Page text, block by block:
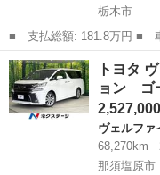
栃木市
■ 支払総額: 181.8万円 ■ 車両本体価格： 1,689,000 円 ■ メーカ
ー名： トヨタ ■ 車種名
３．５Ｚ ゴールデンアイ
ムサウンド...
栃木 栃木市 ヴェル
トヨタ
ョン ゴ
ヴェルファ
68,270km
那須塩原市